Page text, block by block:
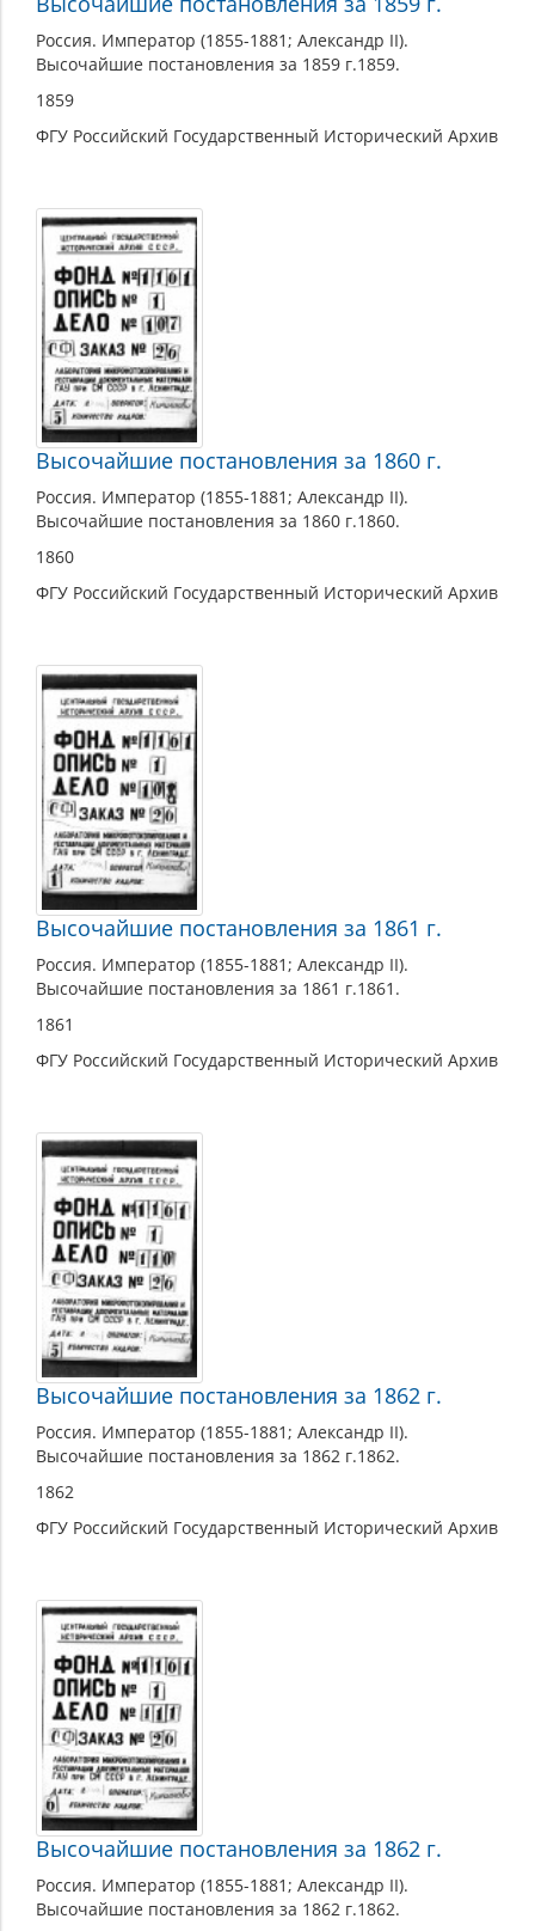
Россия. Император (1855-1881; Александр II).
Высочайшие постановления за 1859 г.1859.
1859
ФГУ Российский Государственный Исторический Архив
Высочайшие постановления за 1860 г.
Россия. Император (1855-1881; Александр II).
Высочайшие постановления за 1860 г.1860.
1860
ФГУ Российский Государственный Исторический Архив
Высочайшие постановления за 1861 г.
Россия. Император (1855-1881; Александр II).
Высочайшие постановления за 1861 г.1861.
1861
ФГУ Российский Государственный Исторический Архив
Высочайшие постановления за 1862 г.
Россия. Император (1855-1881; Александр II).
Высочайшие постановления за 1862 г.1862.
1862
ФГУ Российский Государственный Исторический Архив
Высочайшие постановления за 1862 г.
Россия. Император (1855-1881; Александр II).
Высочайшие постановления за 1862 г.1862.